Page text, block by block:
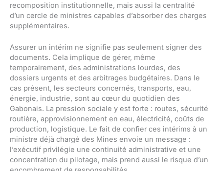
recomposition institutionnelle, mais aussi la centralité
d’un cercle de ministres capables d’absorber des charges
supplémentaires.
Assurer un intérim ne signifie pas seulement signer des
documents. Cela implique de gérer, même
temporairement, des administrations lourdes, des
dossiers urgents et des arbitrages budgétaires. Dans le
cas présent, les secteurs concernés, transports, eau,
énergie, industrie, sont au cœur du quotidien des
Gabonais. La pression sociale y est forte : routes, sécurité
routière, approvisionnement en eau, électricité, coûts de
production, logistique. Le fait de confier ces intérims à un
ministre déjà chargé des Mines envoie un message :
l’exécutif privilégie une continuité administrative et une
concentration du pilotage, mais prend aussi le risque d’un